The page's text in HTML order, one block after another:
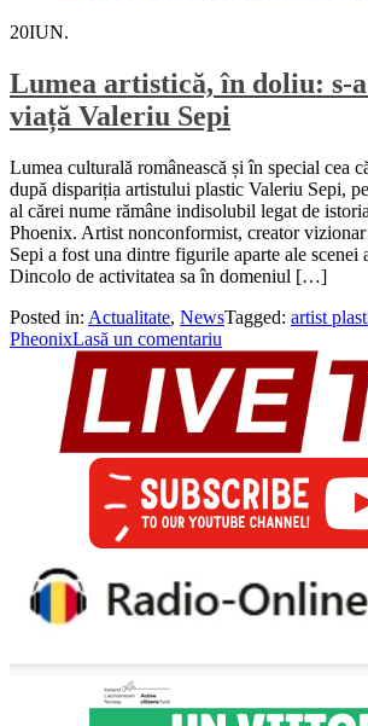
20IUN.
Lumea artistică, în doliu: s-
viață Valeriu Sepi
Lumea culturală românească și în special cea
după dispariția artistului plastic Valeriu Sepi,
al cărei nume rămâne indisolubil legat de
Phoenix. Artist nonconformist, creator
Sepi a fost una dintre figurile aparte ale scenei
Dincolo de activitatea sa în domeniul […]
Posted in: Actualitate, NewsTagged: artist
PheonixLasă un comentariu